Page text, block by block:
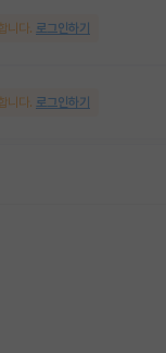
니다. 로그인하기
니다. 로그인하기